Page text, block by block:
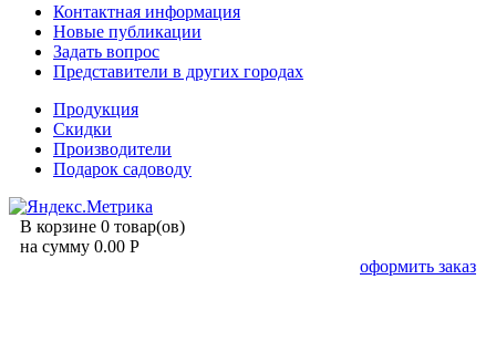
Контактная информация
Новые публикации
Задать вопрос
Представители в других городах
Продукция
Скидки
Производители
Подарок садоводу
В корзине 0 товар(ов)
на сумму 0.00 Р
оформить заказ